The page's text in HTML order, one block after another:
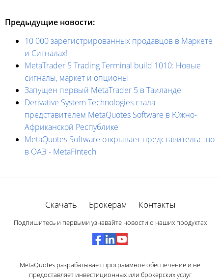
Предыдущие новости:
10 000 зарегистрированных продавцов в Маркете
и Сигналах!
MetaTrader 5 Trading Terminal build 1010: Новые
сигналы, маркет и опционы
Запущен первый MetaTrader 5 в Таиланде
Derivative System Technologies стала
представителем MetaQuotes Software в Южно-
Африканской Республике
MetaQuotes Software открывает представительство
в ОАЭ - MetaFintech
Скачать Брокерам Контакты
Подпишитесь и первыми узнавайте новости о наших продуктах
MetaQuotes разрабатывает программное обеспечение и не
предоставляет инвестиционных или брокерских услуг